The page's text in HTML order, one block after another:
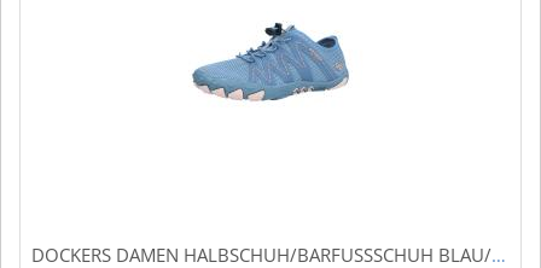
DOCKERS DAMEN HALBSCHUH/BARFUSSSCHUH BLAU/MULTI (BLAU) 56MH202-700606